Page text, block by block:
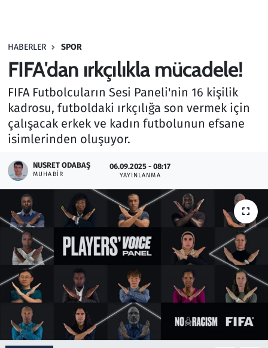
HABERLER SPOR
FIFA'dan ırkçılıkla mücadele!
FIFA Futbolcuların Sesi Paneli'nin 16 kişilik
kadrosu, futboldaki ırkçılığa son vermek için
çalışacak erkek ve kadın futbolunun efsane
isimlerinden oluşuyor.
NUSRET ODABAŞ
MUHABIR
06.09.2025 - 08:17
YAYINLANMA
Haber
Kurumsal Haberler
Lezzet Durağı
Memur ve Kamu
Otomobil
Oyun
Ramazan
Resmi İlanlar
Rüya Tabirleri